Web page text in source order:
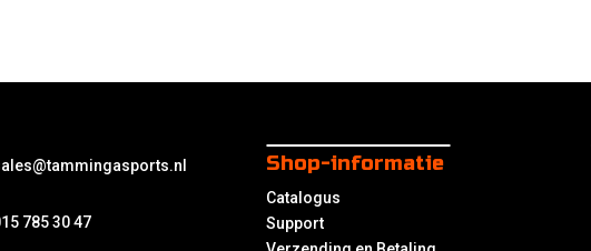
785 30 47
Shop-informatie
Catalogus
Support